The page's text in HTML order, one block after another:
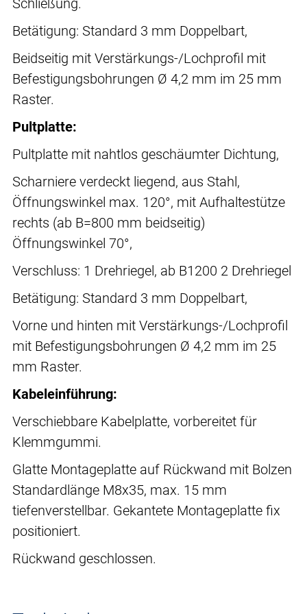
Schließung.
Betätigung: Standard 3 mm Doppelbart,
Beidseitig mit Verstärkungs-/Lochprofil mit
Befestigungsbohrungen Ø 4,2 mm im 25 mm
Raster.
Pultplatte:
Pultplatte mit nahtlos geschäumter Dichtung,
Scharniere verdeckt liegend, aus Stahl,
Öffnungswinkel max. 120°, mit Aufhaltestütze
rechts (ab B=800 mm beidseitig)
Öffnungswinkel 70°,
Verschluss: 1 Drehriegel, ab B1200 2 Drehriegel
Betätigung: Standard 3 mm Doppelbart,
Vorne und hinten mit Verstärkungs-/Lochprofil
mit Befestigungsbohrungen Ø 4,2 mm im 25
mm Raster.
Kabeleinführung:
Verschiebbare Kabelplatte, vorbereitet für
Klemmgummi.
Glatte Montageplatte auf Rückwand mit Bolzen
Standardlänge M8x35, max. 15 mm
tiefenverstellbar. Gekantete Montageplatte fix
positioniert.
Rückwand geschlossen.